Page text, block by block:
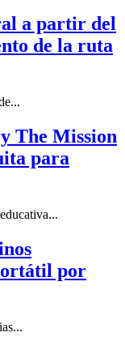
a partir del
de la ruta
The Mission
para
por